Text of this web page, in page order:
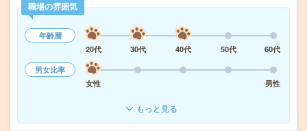
職場の雰囲気
年齢層
20代
30代 40代 50代
60代
男女比率
女性
男性
もっと見る